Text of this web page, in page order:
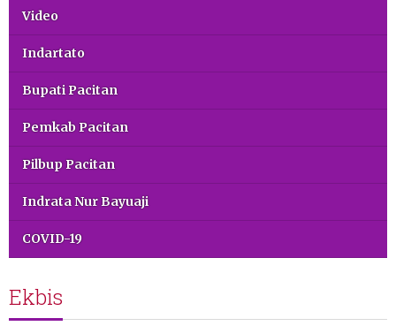
Video
Indartato
Bupati Pacitan
Pemkab Pacitan
Pilbup Pacitan
Indrata Nur Bayuaji
COVID-19
Ekbis